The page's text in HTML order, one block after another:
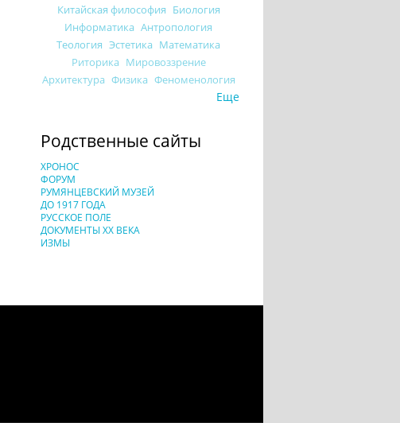
Китайская философия Биология
Информатика Антропология
Теология Эстетика Математика
Риторика Мировоззрение
Архитектура Физика Феноменология
Еще
Родственные сайты
ХРОНОС
ФОРУМ
РУМЯНЦЕВСКИЙ МУЗЕЙ
ДО 1917 ГОДА
РУССКОЕ ПОЛЕ
ДОКУМЕНТЫ XX ВЕКА
ИЗМЫ